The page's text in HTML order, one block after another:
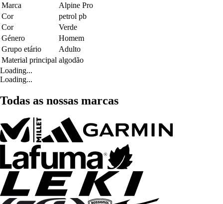
Marca
Alpine Pro
Cor
petrol pb
Cor
Verde
Género
Homem
Grupo etário
Adulto
Material principal algodão
Loading...
Loading...
Todas as nossas marcas